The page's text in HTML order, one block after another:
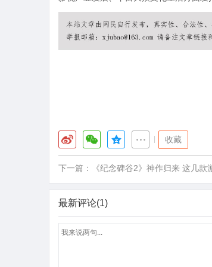
收藏
下一篇： 《纪念碑谷2》神作归来 这几款
最新评论(1)